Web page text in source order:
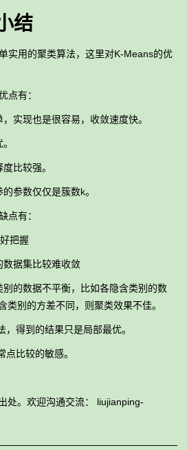
结
的聚类算法，这里对K-Means的优
有：
也是很容易，收敛速度快。
较强。
数仅仅是簇数k。
有：
把握
集比较难收敛
据不平衡，比如各隐含类别的数
类别的方差不同，则聚类效果不佳。
到的结果只是局部最优。
较的敏感。
处。欢迎沟通交流： liujianping-